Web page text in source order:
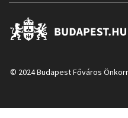
© 2024 Budapest Főváros